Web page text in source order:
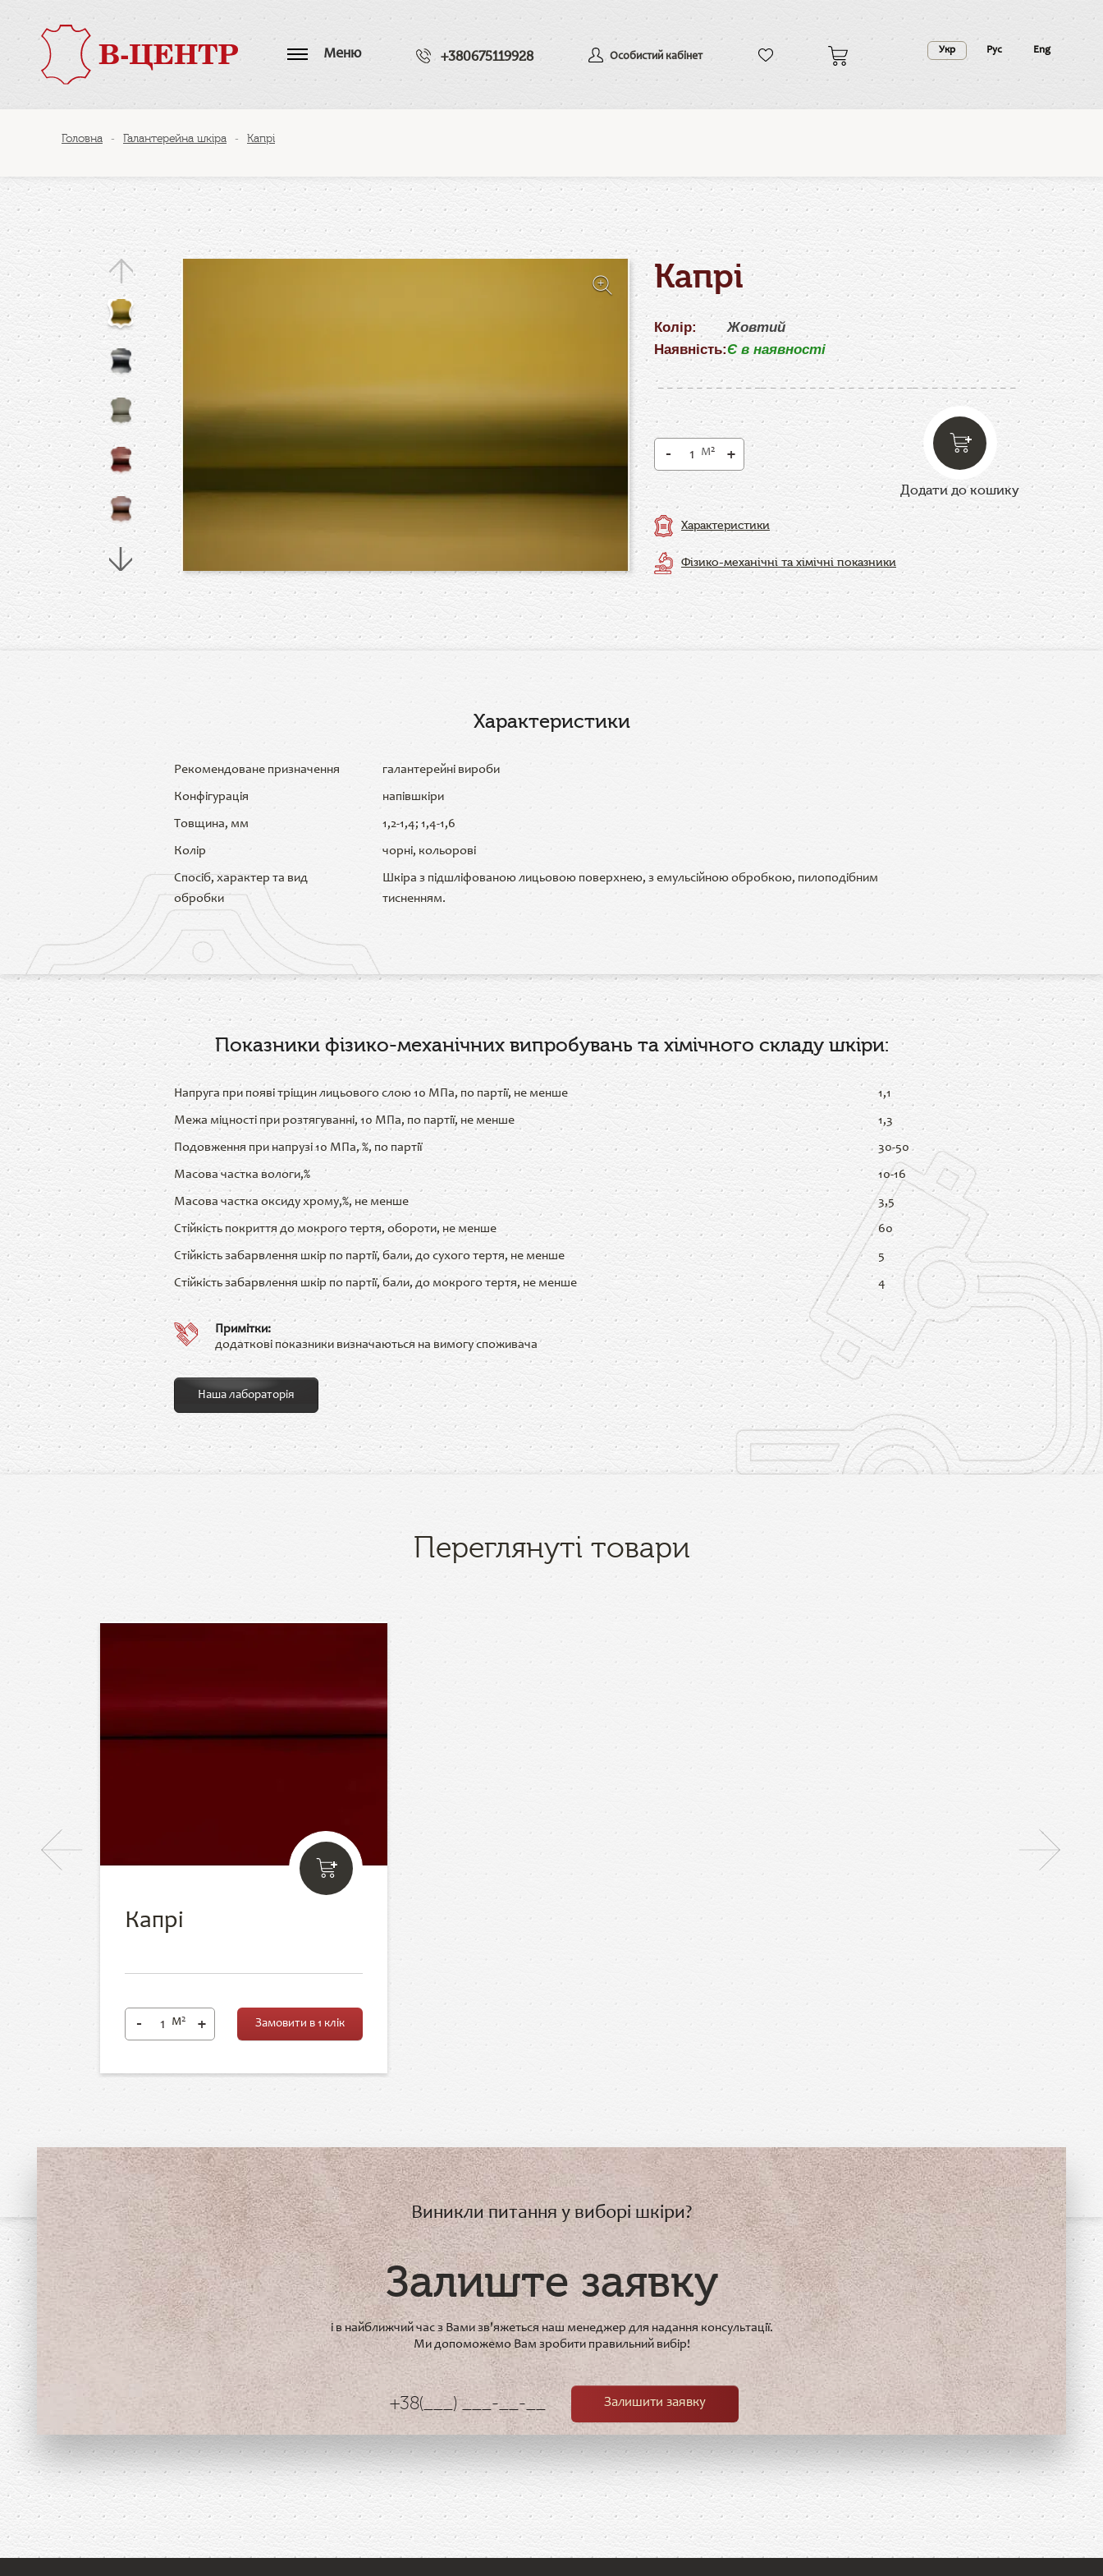
Меню +380675119928 Особистий кабінет Укр Рус Eng
Головна - Галантерейна шкіра - Капрі
Капрі
Колір:
Наявність:
Жовтий
Є в наявності
- м2 +
Додати до кошику
Характеристики
Фізико-механічні та хімічні показники
Характеристики
Рекомендоване призначення галантерейні вироби
Конфігурація напівшкіри
Товщина, мм 1,2-1,4; 1,4-1,6
Колір чорні, кольорові
Спосіб, характер та вид
обробки
Шкіра з підшліфованою лицьовою поверхнею, з емульсійною обробкою, пилоподібним
тисненням.
Показники фізико-механічних випробувань та хімічного складу шкіри:
Напруга при появі тріщин лицьового слою 10 МПа, по партії, не менше 1,1
Межа міцності при розтягуванні, 10 МПа, по партії, не менше 1,3
Подовження при напрузі 10 МПа, %, по партії 30-50
Масова частка вологи,% 10-16
Масова частка оксиду хрому,%, не менше 3,5
Стійкість покриття до мокрого тертя, обороти, не менше 60
Стійкість забарвлення шкір по партії, бали, до сухого тертя, не менше 5
Стійкість забарвлення шкір по партії, бали, до мокрого тертя, не менше 4
Примітки:
додаткові показники визначаються на вимогу споживача
Наша лабораторія
Переглянуті товари
Капрі
- м2 + Замовити в 1 клік
Виникли питання у виборі шкіри?
Залиште заявку
і в найближчий час з Вами зв'яжеться наш менеджер для надання консультації.
Ми допоможемо Вам зробити правильний вибір!
Залишити заявку